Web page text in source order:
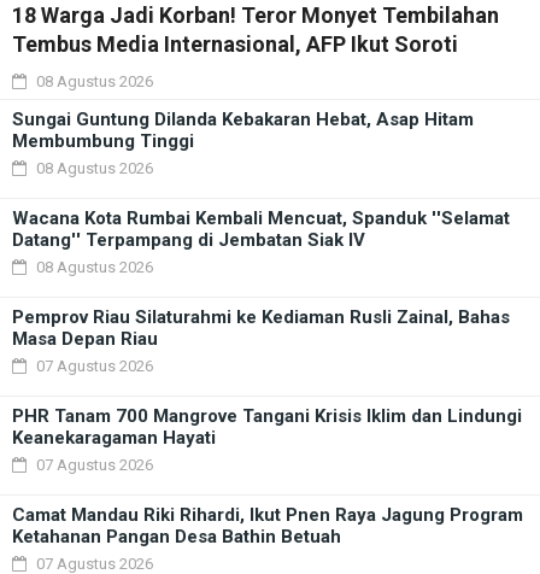
18 Warga Jadi Korban! Teror Monyet Tembilahan
Tembus Media Internasional, AFP Ikut Soroti
08 Agustus 2026
Sungai Guntung Dilanda Kebakaran Hebat, Asap Hitam
Membumbung Tinggi
08 Agustus 2026
Wacana Kota Rumbai Kembali Mencuat, Spanduk ''Selamat
Datang'' Terpampang di Jembatan Siak IV
08 Agustus 2026
Pemprov Riau Silaturahmi ke Kediaman Rusli Zainal, Bahas
Masa Depan Riau
07 Agustus 2026
PHR Tanam 700 Mangrove Tangani Krisis Iklim dan Lindungi
Keanekaragaman Hayati
07 Agustus 2026
Camat Mandau Riki Rihardi, Ikut Pnen Raya Jagung Program
Ketahanan Pangan Desa Bathin Betuah
07 Agustus 2026